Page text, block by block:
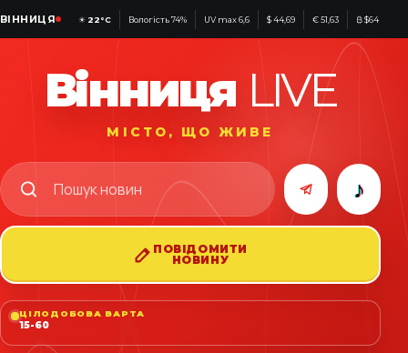
ВІННИЦЯ ☀ 22°C Вологість 74% UV max 6,6 $ 44,69 € 51,63 ₿ $64 576
Вінниця LIVE
МІСТО, ЩО ЖИВЕ
♪
ПОВІДОМИТИ
НОВИНУ
ЦІЛОДОБОВА ВАРТА
15-60